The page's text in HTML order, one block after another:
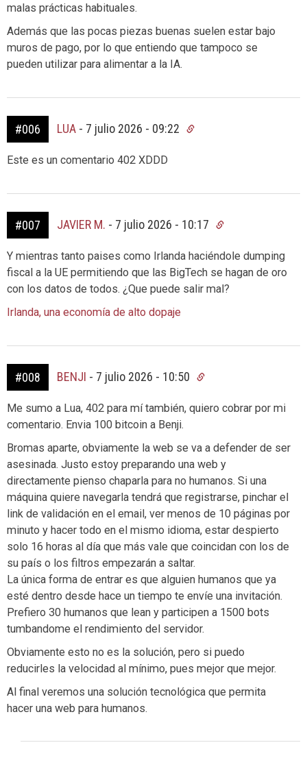
malas prácticas habituales.
Además que las pocas piezas buenas suelen estar bajo
muros de pago, por lo que entiendo que tampoco se
pueden utilizar para alimentar a la IA.
#006 LUA - 7 julio 2026 - 09:22
Este es un comentario 402 XDDD
#007 JAVIER M. - 7 julio 2026 - 10:17
Y mientras tanto paises como Irlanda haciéndole dumping
fiscal a la UE permitiendo que las BigTech se hagan de oro
con los datos de todos. ¿Que puede salir mal?
Irlanda, una economía de alto dopaje
#008 BENJI - 7 julio 2026 - 10:50
Me sumo a Lua, 402 para mí también, quiero cobrar por mi
comentario. Envia 100 bitcoin a Benji.
Bromas aparte, obviamente la web se va a defender de ser
asesinada. Justo estoy preparando una web y
directamente pienso chaparla para no humanos. Si una
máquina quiere navegarla tendrá que registrarse, pinchar el
link de validación en el email, ver menos de 10 páginas por
minuto y hacer todo en el mismo idioma, estar despierto
solo 16 horas al día que más vale que coincidan con los de
su país o los filtros empezarán a saltar.
La única forma de entrar es que alguien humanos que ya
esté dentro desde hace un tiempo te envíe una invitación.
Prefiero 30 humanos que lean y participen a 1500 bots
tumbandome el rendimiento del servidor.
Obviamente esto no es la solución, pero si puedo
reducirles la velocidad al mínimo, pues mejor que mejor.
Al final veremos una solución tecnológica que permita
hacer una web para humanos.